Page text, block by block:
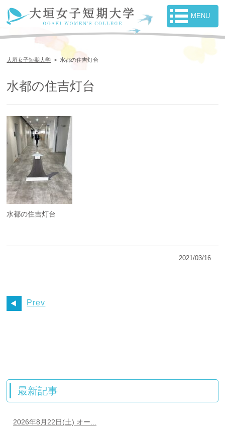
大垣女子短期大学 >水都の住吉灯台
水都の住吉灯台
水都の住吉灯台
2021/03/16
Prev
最新記事
2026年8月22日(土) オー...